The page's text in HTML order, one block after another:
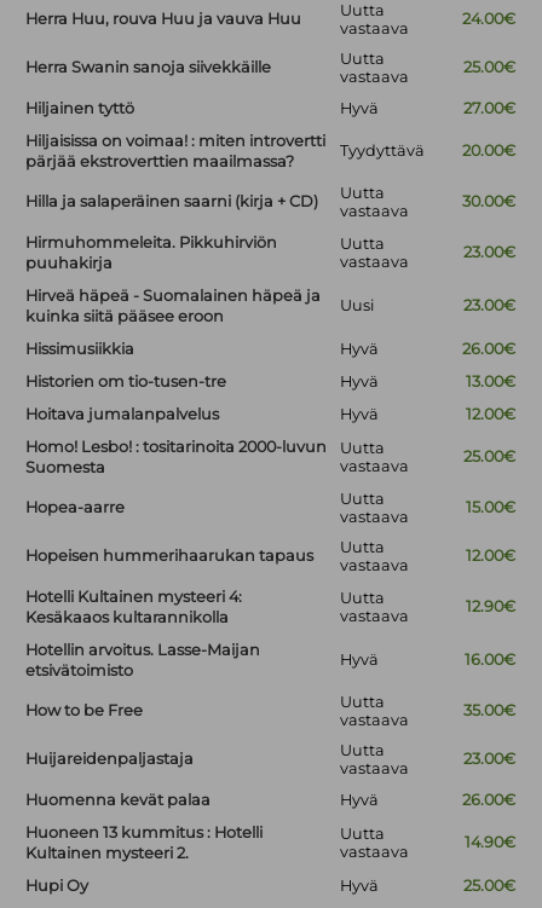
Herra Huu, rouva Huu ja vauva Huu
Uutta
vastaava
24.00€
Herra Swanin sanoja siivekkäille
Uutta
vastaava
25.00€
Hiljainen tyttö Hyvä
27.00€
Hiljaisissa on voimaa! : miten introvertti
pärjää ekstroverttien maailmassa?
Tyydyttävä 20.00€
Hilla ja salaperäinen saarni (kirja + CD)
Uutta
vastaava
30.00€
Hirmuhommeleita. Pikkuhirviön
puuhakirja
Uutta
vastaava
23.00€
Hirveä häpeä - Suomalainen häpeä ja
kuinka siitä pääsee eroon
Uusi 23.00€
Hissimusiikkia Hyvä
26.00€
Historien om tio-tusen-tre
Hyvä
13.00€
Hoitava jumalanpalvelus
Hyvä
12.00€
Homo! Lesbo! : tositarinoita 2000-luvun
Suomesta
Uutta
vastaava
25.00€
Hopea-aarre
Uutta
vastaava
15.00€
Hopeisen hummerihaarukan tapaus
Uutta
vastaava
12.00€
Hotelli Kultainen mysteeri 4:
Kesäkaaos kultarannikolla
Uutta
vastaava
12.90€
Hotellin arvoitus. Lasse-Maijan
etsivätoimisto
Hyvä 16.00€
How to be Free
Uutta
vastaava
35.00€
Huijareidenpaljastaja
Uutta
vastaava
23.00€
Huomenna kevät palaa Hyvä
26.00€
Huoneen 13 kummitus : Hotelli
Kultainen mysteeri 2.
Uutta
vastaava
14.90€
Hupi Oy Hyvä
25.00€